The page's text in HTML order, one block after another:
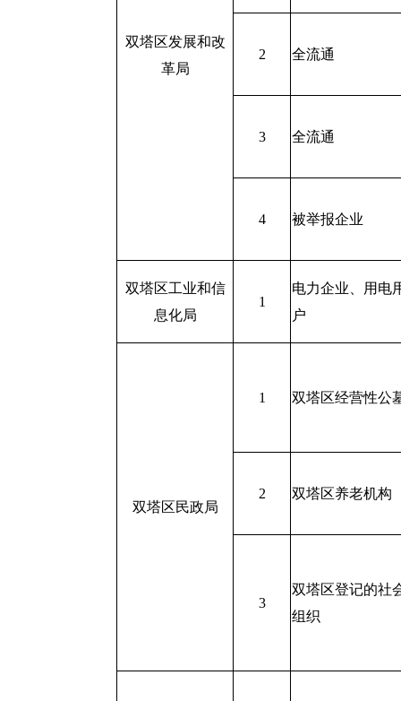
双塔区发展和改
革局
2 全流通
3 全流通
4 被举报企业
双塔区工业和信
息化局
1
电力企业、用电
户
双塔区民政局
1 双塔区经营性公
2 双塔区养老机构
3
双塔区登记的社
组织